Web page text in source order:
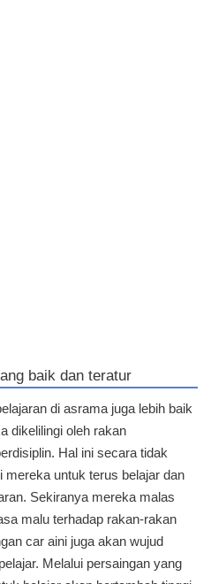
baik dan teratur
di asrama juga lebih baik
dikelilingi oleh rakan
Hal ini secara tidak
mereka untuk terus belajar dan
Sekiranya mereka malas
malu terhadap rakan-rakan
car aini juga akan wujud
Melalui persaingan yang